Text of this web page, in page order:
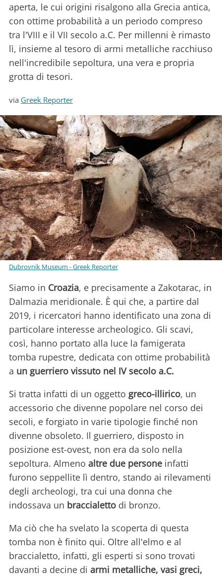
aperta, le cui origini risalgono alla Grecia antica,
con ottime probabilità a un periodo compreso
tra l'VIII e il VII secolo a.C. Per millenni è rimasto
lì, insieme al tesoro di armi metalliche racchiuso
nell'incredibile sepoltura, una vera e propria
grotta di tesori.
via Greek Reporter
Dubrovnik Museum - Greek Reporter
Siamo in Croazia, e precisamente a Zakotarac, in
Dalmazia meridionale. È qui che, a partire dal
2019, i ricercatori hanno identificato una zona di
particolare interesse archeologico. Gli scavi,
così, hanno portato alla luce la famigerata
tomba rupestre, dedicata con ottime probabilità
a un guerriero vissuto nel IV secolo a.C.
Si tratta infatti di un oggetto greco-illirico, un
accessorio che divenne popolare nel corso dei
secoli, e forgiato in varie tipologie finché non
divenne obsoleto. Il guerriero, disposto in
posizione est-ovest, non era da solo nella
sepoltura. Almeno altre due persone infatti
furono seppellite lì dentro, stando ai rilevamenti
degli archeologi, tra cui una donna che
indossava un braccialetto di bronzo.
Ma ciò che ha svelato la scoperta di questa
tomba non è finito qui. Oltre all'elmo e al
braccialetto, infatti, gli esperti si sono trovati
davanti a decine di armi metalliche, vasi greci,